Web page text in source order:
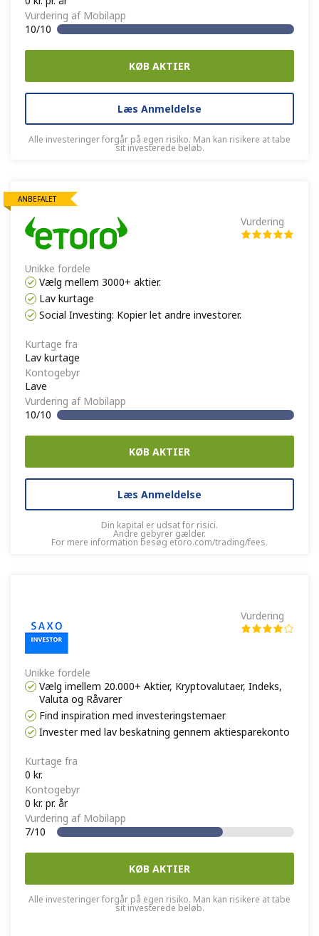
Vurdering af Mobilapp
10/10
KØB AKTIER
Læs Anmeldelse
Alle investeringer forgår på egen risiko. Man kan risikere at tabe
sit investerede beløb.
Vurdering
Unikke fordele
Vælg mellem 3000+ aktier.
Lav kurtage
Social Investing: Kopier let andre investorer.
Kurtage fra
Lav kurtage
Kontogebyr
Lave
Vurdering af Mobilapp
10/10
KØB AKTIER
Læs Anmeldelse
Din kapital er udsat for risici.
Andre gebyrer gælder.
For mere information besøg etoro.com/trading/fees.
ANBEFALET
Vurdering
Unikke fordele
Vælg imellem 20.000+ Aktier, Kryptovalutaer, Indeks,
Valuta og Råvarer
Find inspiration med investeringstemaer
Invester med lav beskatning gennem aktiesparekonto
Kurtage fra
0 kr.
Kontogebyr
0 kr. pr. år
Vurdering af Mobilapp
7/10
KØB AKTIER
Alle investeringer forgår på egen risiko. Man kan risikere at tabe
sit investerede beløb.